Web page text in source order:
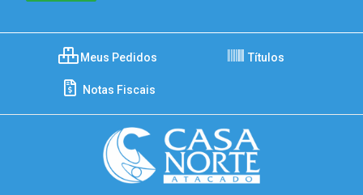
Meus Pedidos Títulos
Notas Fiscais